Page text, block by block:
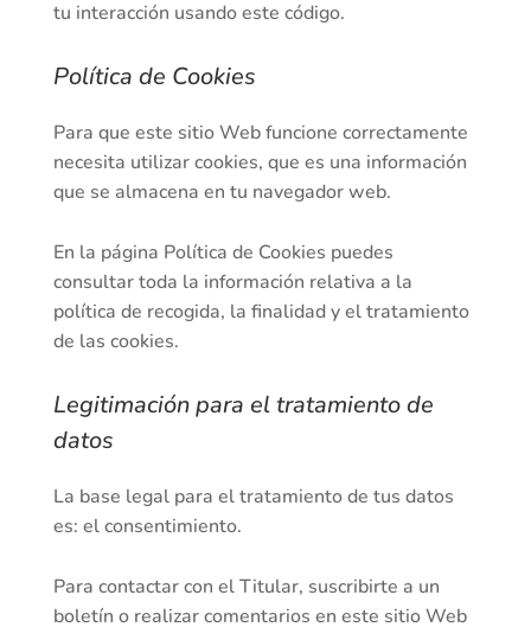
tu interacción usando este código.
Política de Cookies
Para que este sitio Web funcione correctamente
necesita utilizar cookies, que es una información
que se almacena en tu navegador web.
En la página Política de Cookies puedes
consultar toda la información relativa a la
política de recogida, la finalidad y el tratamiento
de las cookies.
Legitimación para el tratamiento de
datos
La base legal para el tratamiento de tus datos
es: el consentimiento.
Para contactar con el Titular, suscribirte a un
boletín o realizar comentarios en este sitio Web